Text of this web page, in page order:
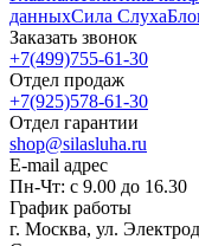
данныхСила Слуха
Заказать звонок
+7(499)755-61-30
Отдел продаж
+7(925)578-61-30
Отдел гарантии
shop@silasluha.ru
E-mail адрес
Пн-Чт: с 9.00 до 16.30
График работы
г. Москва, ул.